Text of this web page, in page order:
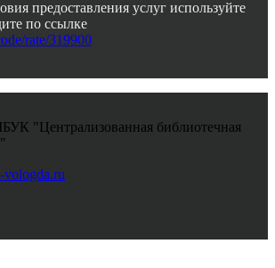
предоставления услуг используйте
по ссылке
rate/319900
"Централизованная библиотечная
vologda.ru